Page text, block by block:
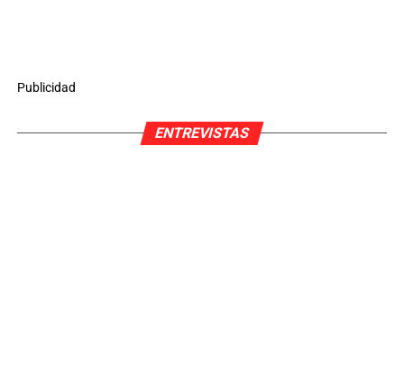
Publicidad
ENTREVISTAS